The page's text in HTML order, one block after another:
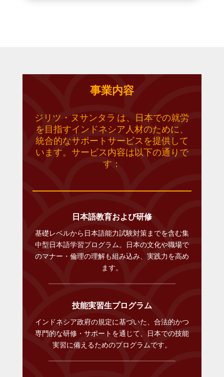
事業内容
ジリツ・ヌサンタラ は、日本での就労
を目指すインドネシア人材のために、
統合的なサポートサービスを提供して
います。サービス内容は以下の通りで
す：
日本語教育および研修
基礎レベルから日本語能力試験対策までを含む集
中型日本語学習プログラム。日本の文化や職場で
のマナー・倫理の理解も組み込み、実践力を高め
ます。
技能実習生プログラム
インドネシア政府の規定に基づいた、合法的かつ
専門的な研修・サポートを通じて、日本での技能
実習に備えるためのプログラムです。